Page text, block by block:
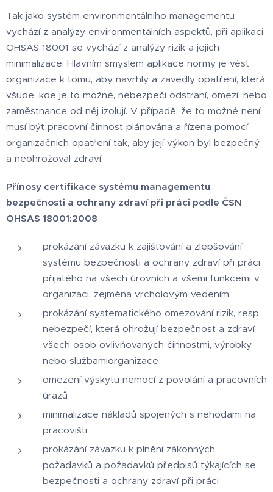
Tak jako systém environmentálního managementu
vychází z analýzy environmentálních aspektů, při aplikaci
OHSAS 18001 se vychází z analýzy rizik a jejich
minimalizace. Hlavním smyslem aplikace normy je vést
organizace k tomu, aby navrhly a zavedly opatření, která
všude, kde je to možné, nebezpečí odstraní, omezí, nebo
zaměstnance od něj izolují. V případě, že to možné není,
musí být pracovní činnost plánována a řízena pomocí
organizačních opatření tak, aby její výkon byl bezpečný
a neohrožoval zdraví.
Přínosy certifikace systému managementu
bezpečnosti a ochrany zdraví při práci podle ČSN
OHSAS 18001:2008
prokázání závazku k zajišťování a zlepšování
systému bezpečnosti a ochrany zdraví při práci
přijatého na všech úrovních a všemi funkcemi v
organizaci, zejména vrcholovým vedením
prokázání systematického omezování rizik, resp.
nebezpečí, která ohrožují bezpečnost a zdraví
všech osob ovlivňovaných činnostmi, výrobky
nebo službamiorganizace
omezení výskytu nemocí z povolání a pracovních
úrazů
minimalizace nákladů spojených s nehodami na
pracovišti
prokázání závazku k plnění zákonných
požadavků a požadavků předpisů týkajících se
bezpečnosti a ochrany zdraví při práci